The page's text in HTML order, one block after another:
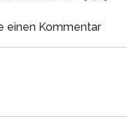
einen Kommentar